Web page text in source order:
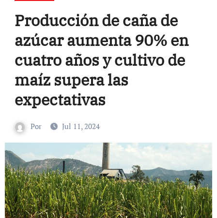
Producción de caña de
azúcar aumenta 90% en
cuatro años y cultivo de
maíz supera las
expectativas
Por Jul 11, 2024